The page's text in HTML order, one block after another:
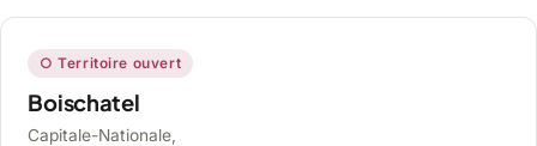
○ Territoire ouvert
Boischatel
Capitale-Nationale,